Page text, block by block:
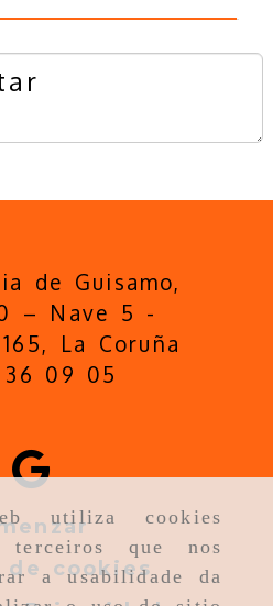
utiliza cookies
que nos
a usabilidade da
de Guisamo,
– Nave 5 -
La Coruña
09 05
de cookies